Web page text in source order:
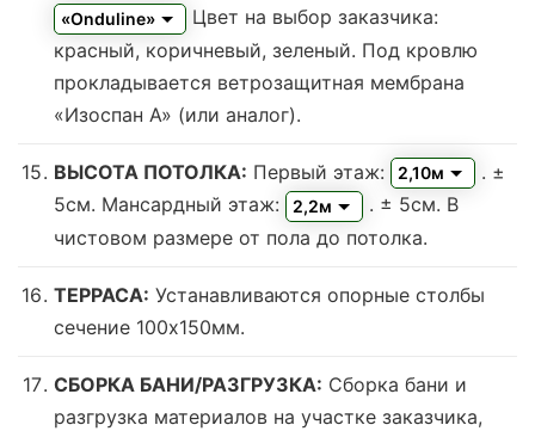
«Onduline»
Цвет на выбор заказчика:
красный, коричневый, зеленый. Под кровлю
прокладывается ветрозащитная мембрана
«Изоспан А» (или аналог).
ВЫСОТА ПОТОЛКА: Первый этаж: 2,10м
. ±
5см. Мансардный этаж:
2,2м
. ± 5см. В
чистовом размере от пола до потолка.
ТЕРРАСА: Устанавливаются опорные столбы
сечение 100х150мм.
СБОРКА БАНИ/РАЗГРУЗКА: Сборка бани и
разгрузка материалов на участке заказчика,